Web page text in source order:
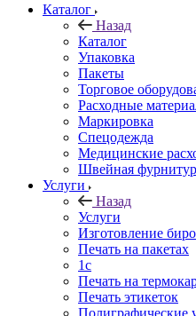
Каталог
Назад
Каталог
Упаковка
Пакеты
Торговое
Расходные
Маркировка
Спецодежда
Медицинские
Швейная
Услуги
Назад
Услуги
Изготовление
Печать на пакетах
1c
Печать на
Печать этикеток
Полиграфические